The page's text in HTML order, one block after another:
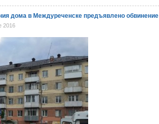
дома в Междуреченске предъявлено обвинение
2016